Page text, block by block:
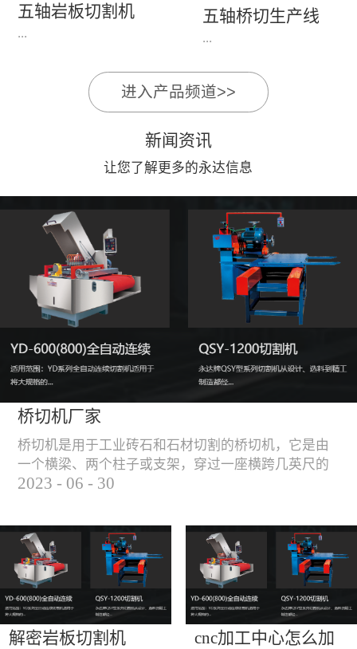
陶瓷人造石进行直边斜
边修边倒角并开槽。
稳、可靠。3、前后刀
切割，带去毛刺倒角功
面，不崩边。4、大板
平稳输送进出，切割加
工与上下板分开，便
捷，高效。5、19”显示
屏，按钮、遥杆集成面
板，操作快速、简便。
五轴岩板切割机
...
1、简单易学的编程软
学。2、操作系统简单
易用；采用进口伺服、
稳、可靠。3、前后刀
切割，带去毛刺倒角功
能，不伤石材、瓷砖表
面，不崩边。4、大板
平稳输送进出，切割加
工与上下板分开，便
捷，高效。5、19”显示
屏，按钮、遥杆集成面
板，操作快速、简便。
五轴桥切生产线
...
》》五轴桥切高配型
桥切（含输送板材平
台）
进入产品频道>>
新闻资讯
让您了解更多的永达信息
桥切机厂家
桥切机是用于工业砖石和石材切割的桥切机，它是由
一个横梁、两个柱子或支架，穿过一座横跨几英尺的
桥而构成，因其形状而得名。随着石材和工业砖石的
是用于实现快速切割大型石材和工业砖石的机器，具
有高效、节能、环保等优点，是现代建筑行业必不可
少的设备之一。但是，如何选择合适的桥切机厂家也
是很多消费者不得不面对的问题。选择一个靠谱的桥
切机厂家，是保证桥切机使用效果和...
2023 - 06 - 30
解密岩板切割机
cnc加工中心怎么加